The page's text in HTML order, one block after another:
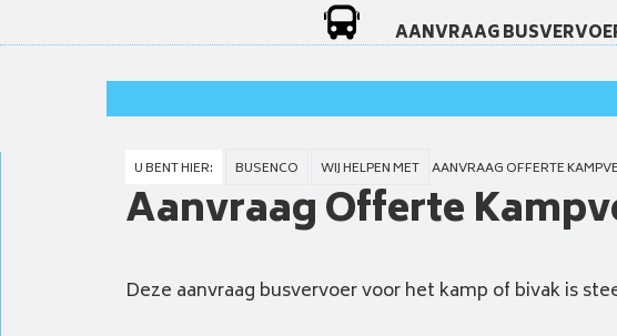
AANVRAAG
U BENT HIER: BUSENCO WIJ HELPEN MET AANVRAAG OFFERTE
Aanvraag Offerte
Deze aanvraag busvervoer voor het kamp of bivak is